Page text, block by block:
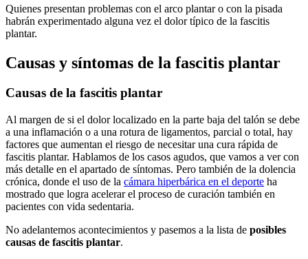
Quienes presentan problemas con el arco plantar o con la pisada
habrán experimentado alguna vez el dolor típico de la fascitis
plantar.
Causas y síntomas de la fascitis plantar
Causas de la fascitis plantar
Al margen de si el dolor localizado en la parte baja del talón se debe
a una inflamación o a una rotura de ligamentos, parcial o total, hay
factores que aumentan el riesgo de necesitar una cura rápida de
fascitis plantar. Hablamos de los casos agudos, que vamos a ver con
más detalle en el apartado de síntomas. Pero también de la dolencia
crónica, donde el uso de la cámara hiperbárica en el deporte ha
mostrado que logra acelerar el proceso de curación también en
pacientes con vida sedentaria.
No adelantemos acontecimientos y pasemos a la lista de posibles
causas de fascitis plantar.